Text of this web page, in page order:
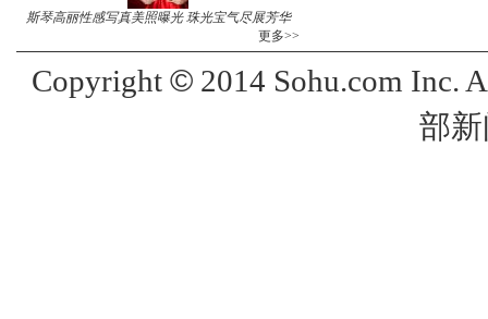
斯琴高丽性感写真美照曝光 珠光宝气尽展芳华
更多>>
Copyright ©2014 Sohu.com Inc.
部